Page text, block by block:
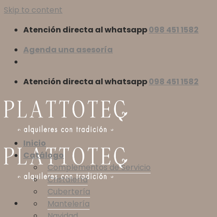
Skip to content
Atención directa al whatsapp098 451 1582
Agenda una asesoría
Atención directa al whatsapp098 451 1582
Inicio
Catálogo
Complementos de Servicio
Cristalería
Cubertería
Mantelería